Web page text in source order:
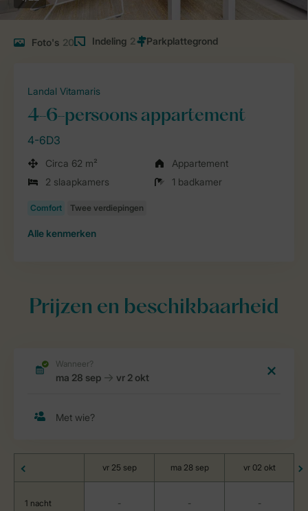
Foto's 20 Indeling 2
Landal Vitamaris
4-6-persoons appartement
4-6D3
Circa 62 m²
Appartement
2 slaapkamers
1 badkamer
Alle kenmerken
Prijzen en beschikbaarheid
vr 25 sep ma 28 sep vr 02 okt
1 nacht - - -